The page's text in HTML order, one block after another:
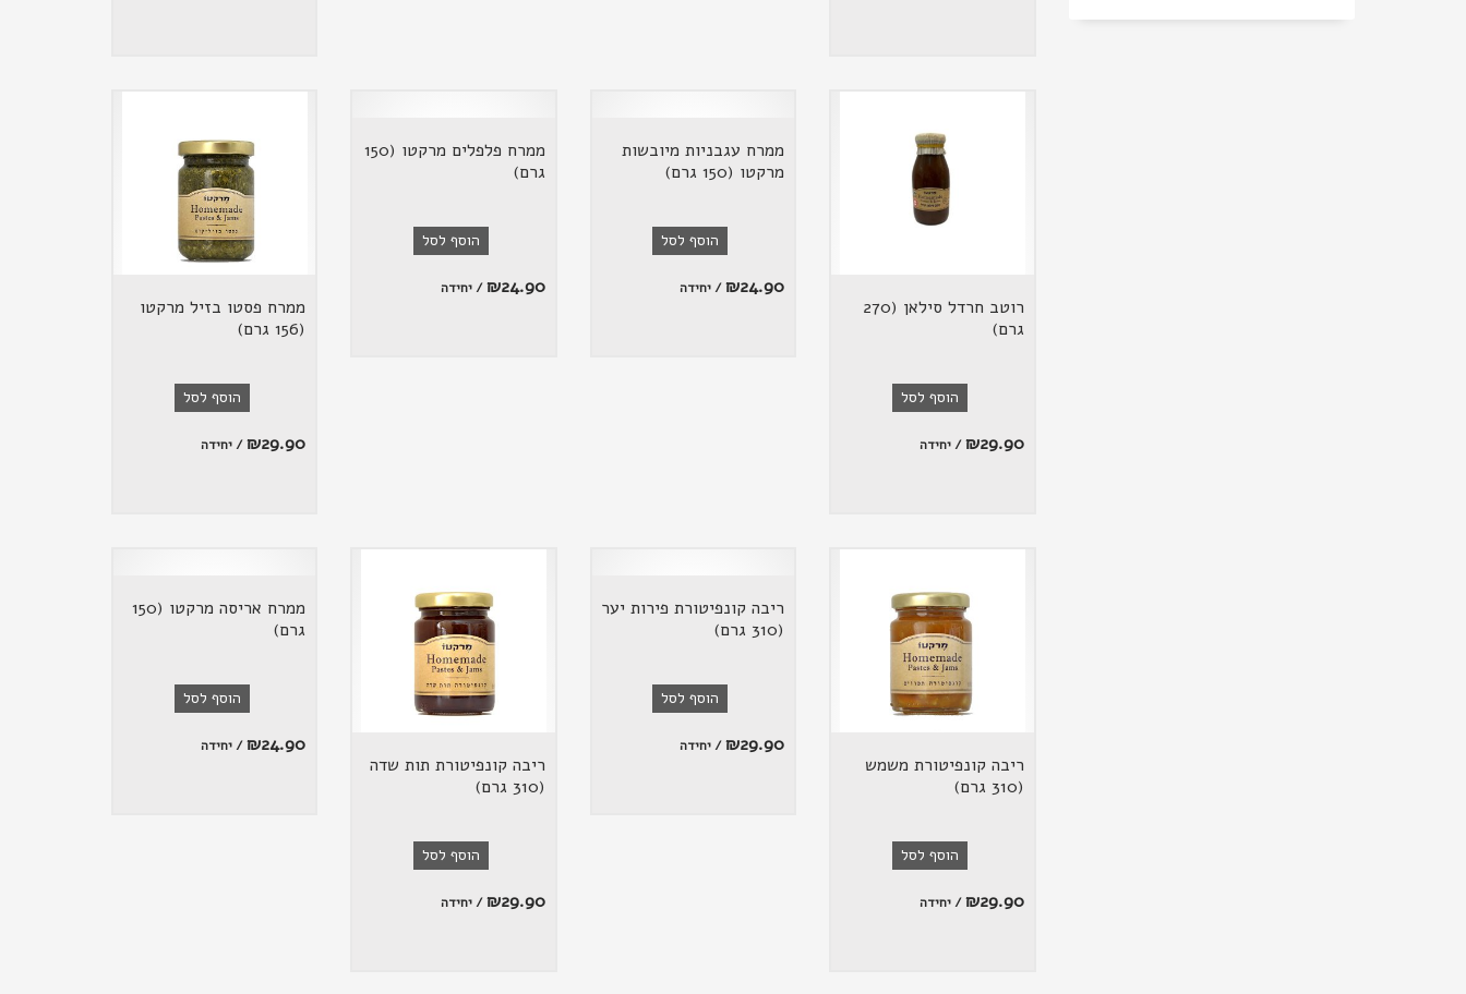
רוטב חרדל סילאן (270
גרם)
הוסף לסל
₪29.90 / יחידה
ממרח עגבניות מיובשות
מרקטו (150 גרם)
הוסף לסל
₪24.90 / יחידה
ממרח פלפלים מרקטו (150
גרם)
הוסף לסל
₪24.90 / יחידה
ממרח פסטו בזיל מרקטו
(156 גרם)
הוסף לסל
₪29.90 / יחידה
ריבה קונפיטורת משמש
(310 גרם)
הוסף לסל
₪29.90 / יחידה
ריבה קונפיטורת פירות יער
(310 גרם)
הוסף לסל
₪29.90 / יחידה
ריבה קונפיטורת תות שדה
(310 גרם)
הוסף לסל
₪29.90 / יחידה
ממרח אריסה מרקטו (150
גרם)
הוסף לסל
₪24.90 / יחידה